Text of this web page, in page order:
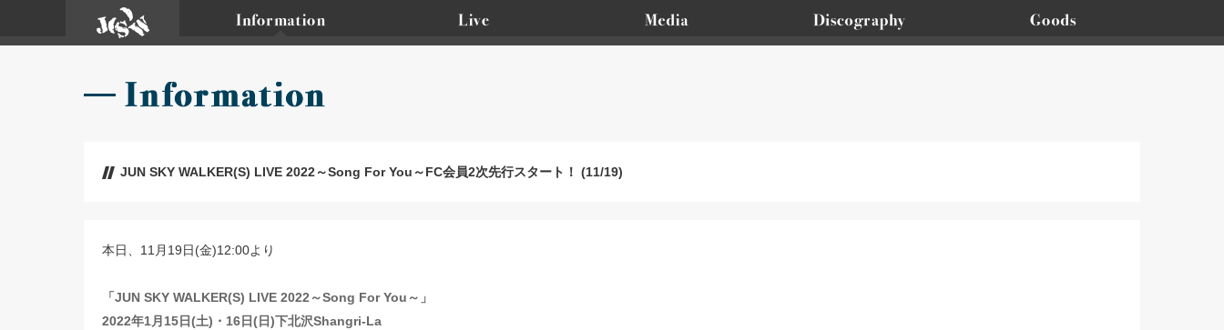
JUN SKY WALKER(S) LIVE 2022～Song For You～FC会員2次先行スタート！ (11/19)
本日、11月19日(金)12:00より
「JUN SKY WALKER(S) LIVE 2022～Song For You～」
2022年1月15日(土)・16日(日)下北沢Shangri-La